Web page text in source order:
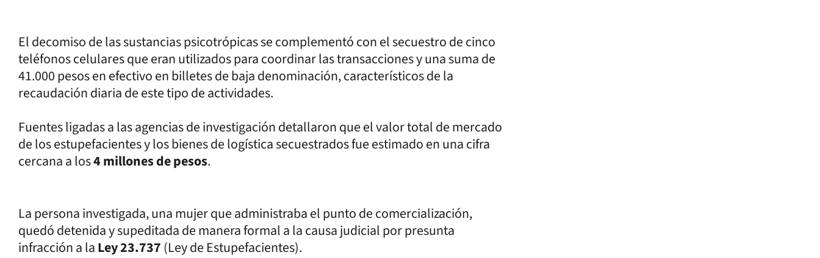
El decomiso de las sustancias psicotrópicas se complementó con el secuestro de cinco
teléfonos celulares que eran utilizados para coordinar las transacciones y una suma de
41.000 pesos en efectivo en billetes de baja denominación, característicos de la
recaudación diaria de este tipo de actividades.
Fuentes ligadas a las agencias de investigación detallaron que el valor total de mercado
de los estupefacientes y los bienes de logística secuestrados fue estimado en una cifra
cercana a los4 millones de pesos.
La persona investigada, una mujer que administraba el punto de comercialización,
quedó detenida y supeditada de manera formal a la causa judicial por presunta
infracción a laLey 23.737(Ley de Estupefacientes).